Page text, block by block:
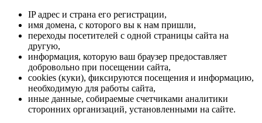
IP адрес и страна его регистрации,
имя домена, с которого вы к нам пришли,
переходы посетителей с одной страницы сайта на
другую,
информация, которую ваш браузер предоставляет
добровольно при посещении сайта,
cookies (куки), фиксируются посещения и информацию,
необходимую для работы сайта,
иные данные, собираемые счетчиками аналитики
сторонних организаций, установленными на сайте.